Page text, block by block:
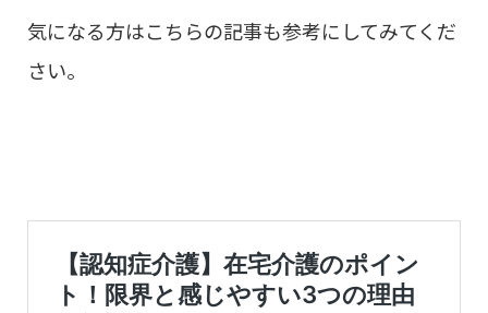
気になる方はこちらの記事も参考にしてみてくだ
さい。